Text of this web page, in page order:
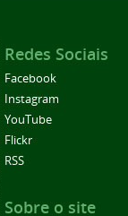
Redes Sociais
Facebook
Instagram
YouTube
Flickr
RSS
Sobre o site